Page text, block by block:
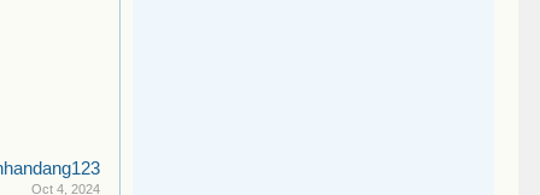
Oct 4, 2024